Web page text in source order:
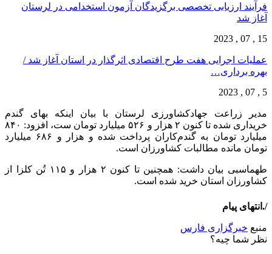
فرآیند ارزیابی تخصصی برگزیدگان آزمون استخدامی در لرستان
آغاز شد
15 , 07 , 2023
عملیات اجرایی هفت طرح اقتصادی اثرگذار در استان آغاز شد /
بهره برداری…
5 , 07 , 2023
مدیر زراعت جهادکشاورزی لرستان با بیان اینکه بهای گندم
خریداری شده تا کنون ۲ هزار و ۵۲۶ میلیارد تومان ست، افزود: ۸۴۰
میلیارد تومان به گندم‌کاران پرداخت شده و هزار و ۶۸۶ میلیارد
تومان مانده مطالبات کشاورزان است.
طهماسبی بیان داشت: همچنین تا کنون ۲ هزار و ۱۱۵ تُن کلزا از
کشاورزان استان خرید شده است.
/.انتهای پیام
منبع خبرگزاری فارس
نظر شما چیه؟